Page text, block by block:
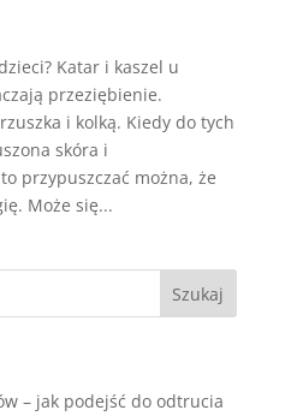
Katar i kaszel u
przeziębienie.
i kolką. Kiedy do tych
skóra i
przypuszczać można, że
Może się...
– jak podejść do odtrucia